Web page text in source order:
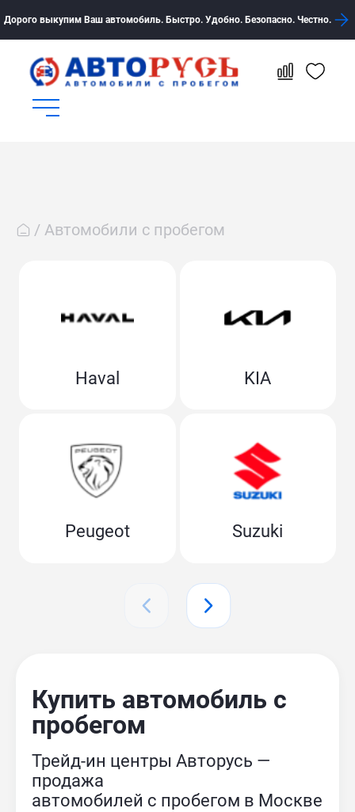
Дорого выкупим Ваш автомобиль. Быстро. Удобно. Безопасно. Честно.
Автомобили с пробегом
Haval KIA
Peugeot Suzuki
Купить автомобиль с
пробегом
Трейд-ин центры Авторусь —
продажа
автомобилей с пробегом в Москве